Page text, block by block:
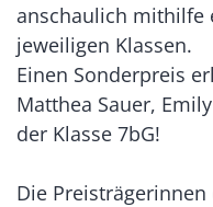
anschaulich mithilfe
jeweiligen Klassen.
Einen Sonderpreis
Matthea Sauer,
der Klasse 7bG!
Die